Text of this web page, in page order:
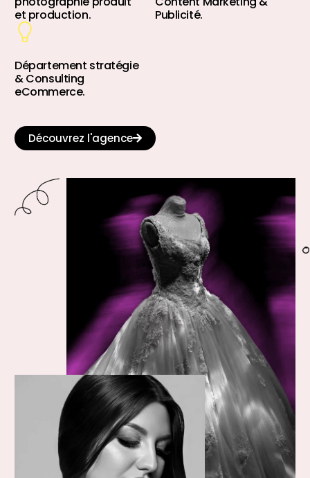
et production.
Publicité.
Département stratégie
& Consulting
eCommerce.
Découvrez l'agence